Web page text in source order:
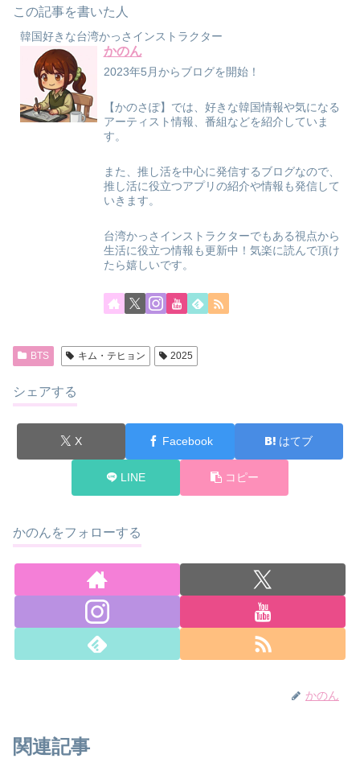
この記事を書いた人
韓国好きな台湾かっさインストラクター
かのん
2023年5月からブログを開始！
【かのさぽ】では、好きな韓国情報や気になる
アーティスト情報、番組などを紹介していま
す。
また、推し活を中心に発信するブログなので、
推し活に役立つアプリの紹介や情報も発信して
いきます。
台湾かっさインストラクターでもある視点から
生活に役立つ情報も更新中！気楽に読んで頂け
たら嬉しいです。
BTS キム・テヒョン 2025
シェアする
X Facebook はてブ
LINE コピー
かのんをフォローする
かのん
関連記事